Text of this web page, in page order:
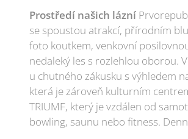
Prostředí našich lázní
se spoustou atrakcí, přírodním
foto koutkem, venkovní
nedaleký les s rozlehlou oborou.
u chutného zákusku s výhledem
která je zároveň kulturním
TRIUMF, který je vzdálen od
bowling, saunu nebo fitness.